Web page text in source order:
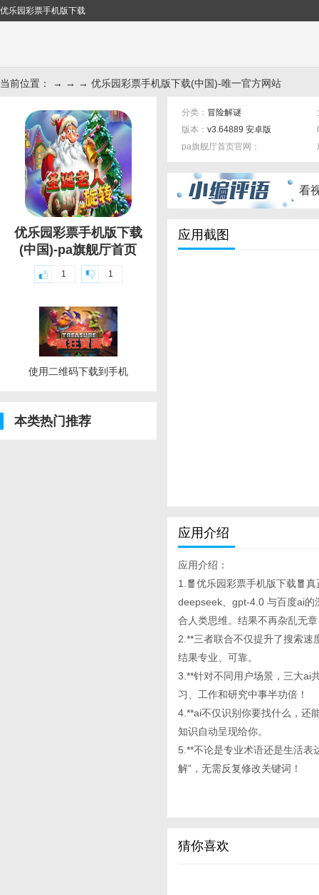
优乐园彩票手机版下载
当前位置： → → → 优乐园彩票手机版下载(中国)-唯一官方网站
优乐园彩票手机版下载
(中国)-pa旗舰厅首页
1 1
使用二维码下载到手机
本类热门推荐
分类： 冒险解谜
版本： v3.64889 安卓版
pa旗舰厅首页官网：
看
应用截图
应用介绍
应用介绍：
1.🧧优乐园彩票手机版下载🧧
deepseek、gpt-4.0 与百度ai的
合人类思维。结果不再杂乱无
2.**三者联合不仅提升了搜索
结果专业、可靠。
3.**针对不同用户场景，三大ai
习、工作和研究中事半功倍！
4.**ai不仅识别你要找什么，还
知识自动呈现给你。
5.**不论是专业术语还是生活表
解”，无需反复修改关键词！
猜你喜欢